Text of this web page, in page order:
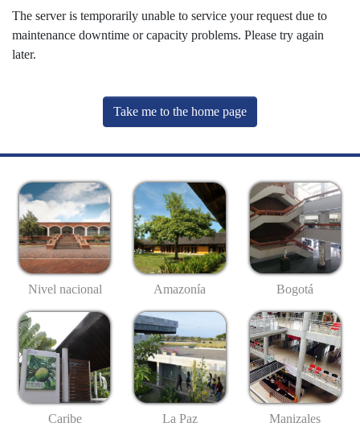
The server is temporarily unable to service your request due to
maintenance downtime or capacity problems. Please try again
later.
Take me to the home page
Nivel nacional Amazonía Bogotá
Caribe La Paz Manizales